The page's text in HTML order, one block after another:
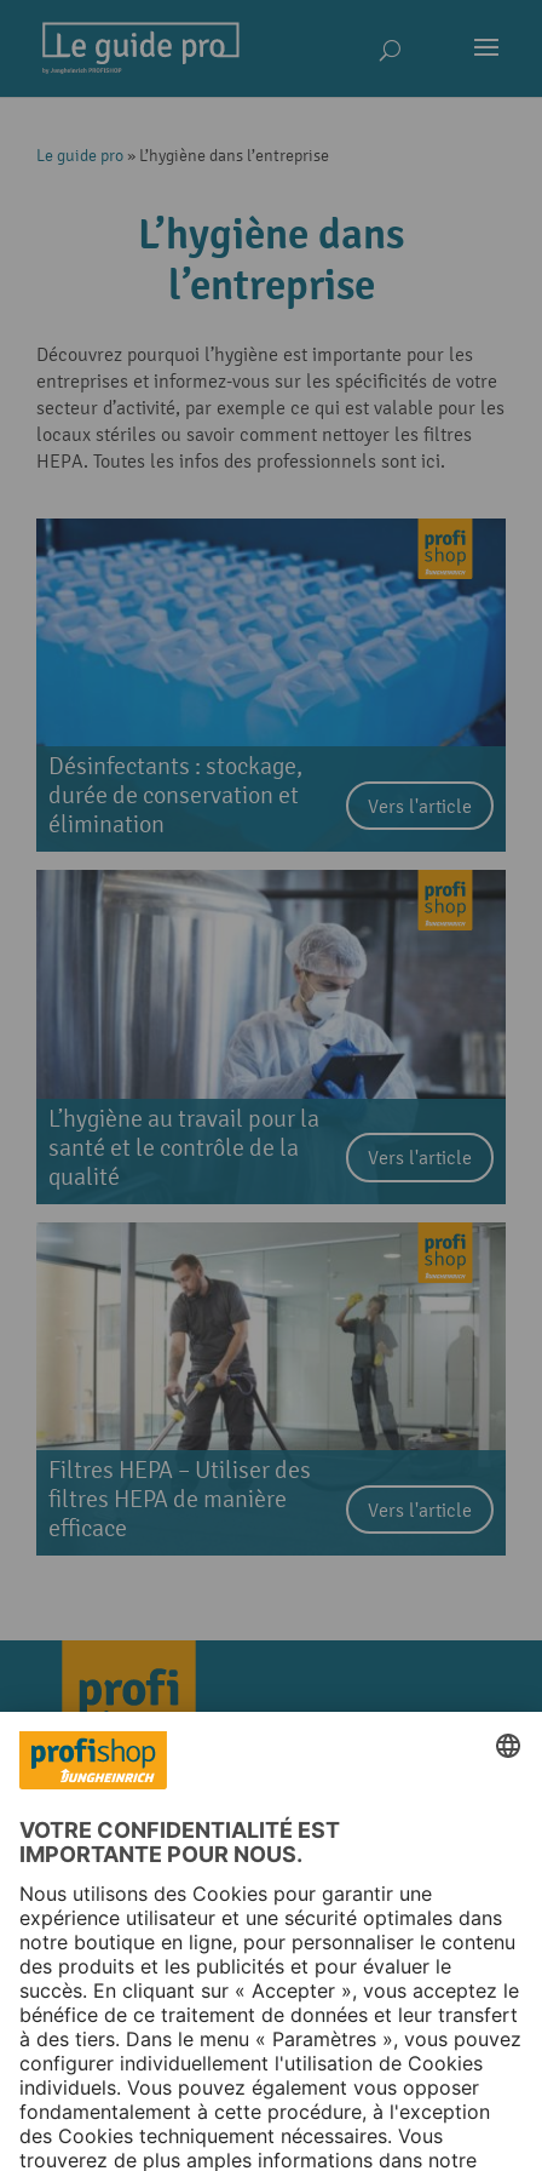
Le guide pro » L’hygiène dans l’entreprise
L’hygiène dans
l’entreprise
Découvrez pourquoi l’hygiène est importante pour les
entreprises et informez-vous sur les spécificités de votre
secteur d’activité, par exemple ce qui est valable pour les
locaux stériles ou savoir comment nettoyer les filtres
HEPA. Toutes les infos des professionnels sont ici.
Désinfectants : stockage,
durée de conservation et
élimination
Vers l'article
L’hygiène au travail pour la
santé et le contrôle de la
qualité
Vers l'article
Filtres HEPA – Utiliser des
filtres HEPA de manière
efficace
Vers l'article
Copyright © 2025 Jungheinrich PROFISHOP
Newsletter
S'inscrire →